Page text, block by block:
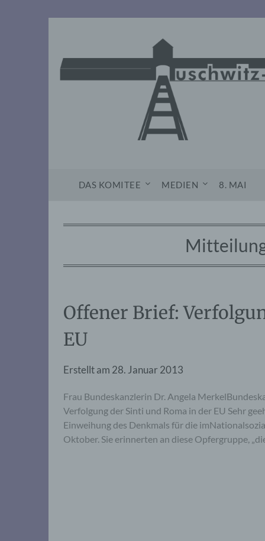
DAS KOMITEE MEDIEN 8. MAI
Offener Brief:
EU
Erstellt am 28. Januar 2013
Frau Bundeskanzlerin Dr. Angela
Verfolgung der Sinti und Roma in der EU Sehr
Einweihung des Denkmals für die
Oktober. Sie erinnerten an diese Opfergruppe,